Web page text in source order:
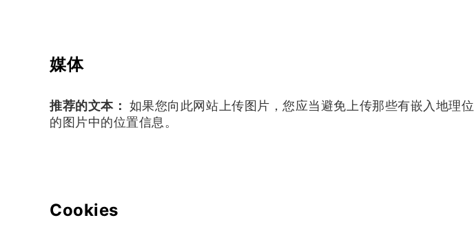
媒体
推荐的文本： 如果您向此网站上传图片，您应当避免上传那些有嵌入地理
的图片中的位置信息。
Cookies